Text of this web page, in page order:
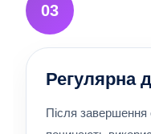
03
Регулярна
Після завершення